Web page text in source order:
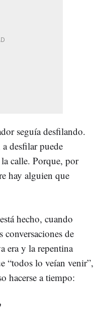
seguía desfilando.
desfilar puede
calle. Porque, por
hay alguien que
hecho, cuando
conversaciones de
era y la repentina
“todos lo veían venir”,
hacerse a tiempo: